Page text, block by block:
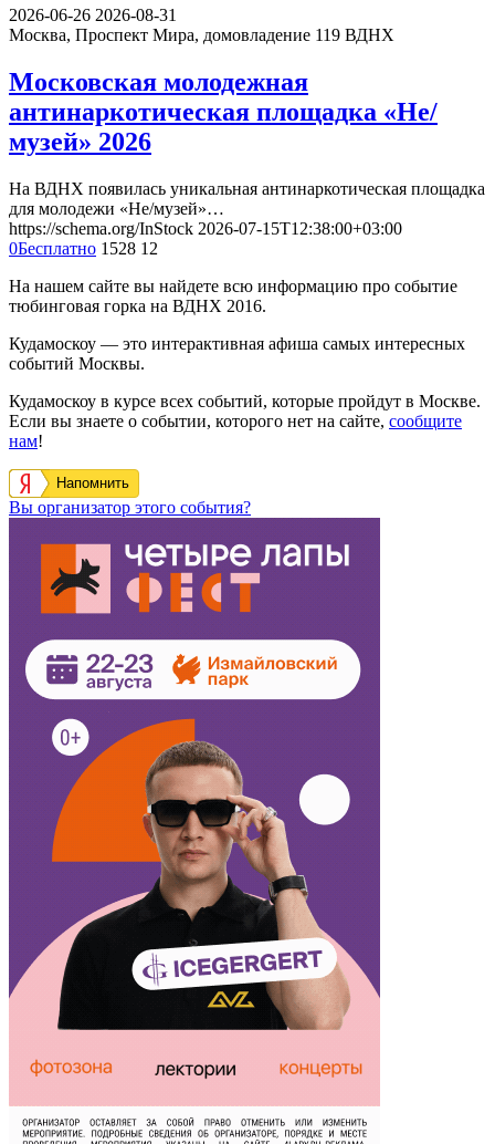
2026-06-26 2026-08-31
Москва, Проспект Мира, домовладение 119 ВДНХ
Московская молодежная
антинаркотическая площадка «Не/
музей» 2026
На ВДНХ появилась уникальная антинаркотическая площадка
для молодежи «Не/музей»…
https://schema.org/InStock 2026-07-15T12:38:00+03:00
0Бесплатно 1528 12
На нашем сайте вы найдете всю информацию про событие
тюбинговая горка на ВДНХ 2016.
Кудамоскоу — это интерактивная афиша самых интересных
событий Москвы.
Кудамоскоу в курсе всех событий, которые пройдут в Москве.
Если вы знаете о событии, которого нет на сайте, сообщите
нам!
Напомнить
Вы организатор этого события?